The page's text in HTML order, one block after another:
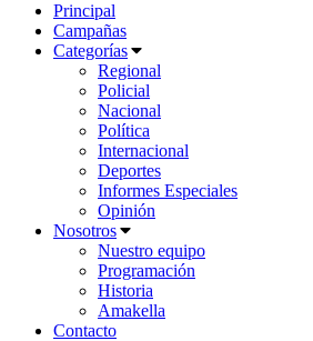
Principal
Campañas
Categorías
Regional
Policial
Nacional
Política
Internacional
Deportes
Informes Especiales
Opinión
Nosotros
Nuestro equipo
Programación
Historia
Amakella
Contacto